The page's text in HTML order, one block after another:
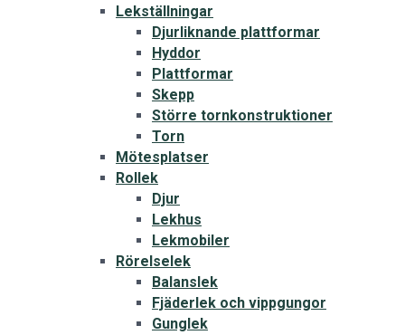
Lekställningar
Djurliknande plattformar
Hyddor
Plattformar
Skepp
Större tornkonstruktioner
Torn
Mötesplatser
Rollek
Djur
Lekhus
Lekmobiler
Rörelselek
Balanslek
Fjäderlek och vippgungor
Gunglek